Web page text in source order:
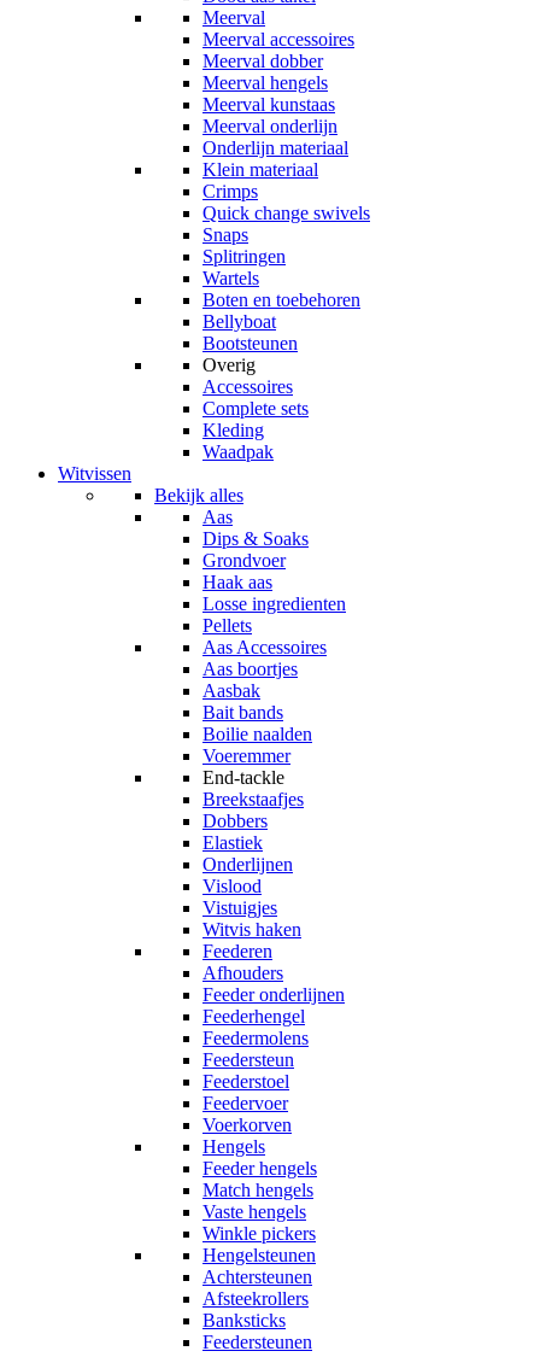
Meerval
Meerval accessoires
Meerval dobber
Meerval hengels
Meerval kunstaas
Meerval onderlijn
Onderlijn materiaal
Klein materiaal
Crimps
Quick change swivels
Snaps
Splitringen
Wartels
Boten en toebehoren
Bellyboat
Bootsteunen
Overig
Accessoires
Complete sets
Kleding
Waadpak
Witvissen
Bekijk alles
Aas
Dips & Soaks
Grondvoer
Haak aas
Losse ingredienten
Pellets
Aas Accessoires
Aas boortjes
Aasbak
Bait bands
Boilie naalden
Voeremmer
End-tackle
Breekstaafjes
Dobbers
Elastiek
Onderlijnen
Vislood
Vistuigjes
Witvis haken
Feederen
Afhouders
Feeder onderlijnen
Feederhengel
Feedermolens
Feedersteun
Feederstoel
Feedervoer
Voerkorven
Hengels
Feeder hengels
Match hengels
Vaste hengels
Winkle pickers
Hengelsteunen
Achtersteunen
Afsteekrollers
Banksticks
Feedersteunen